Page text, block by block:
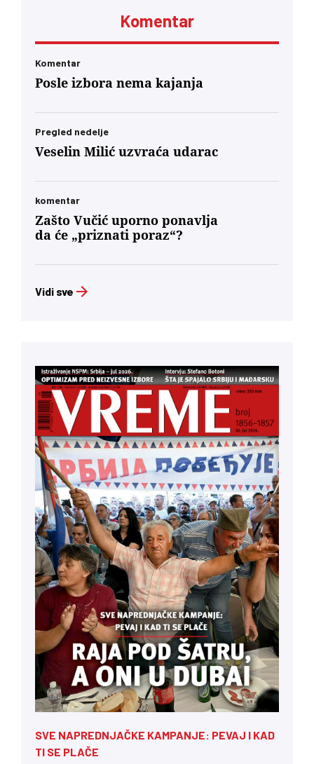
Komentar
Komentar
Posle izbora nema kajanja
Pregled nedelje
Veselin Milić uzvraća udarac
komentar
Zašto Vučić uporno ponavlja
da će „priznati poraz“?
Vidi sve
SVE NAPREDNJAČKE KAMPANJE: PEVAJ I KAD
TI SE PLAČE